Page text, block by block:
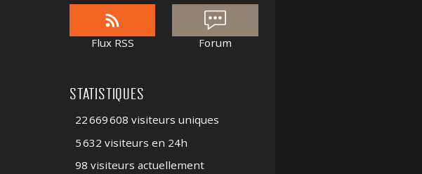
Flux RSS Forum
STATISTIQUES
22 669 608 visiteurs uniques
5 632 visiteurs en 24h
98 visiteurs actuellement